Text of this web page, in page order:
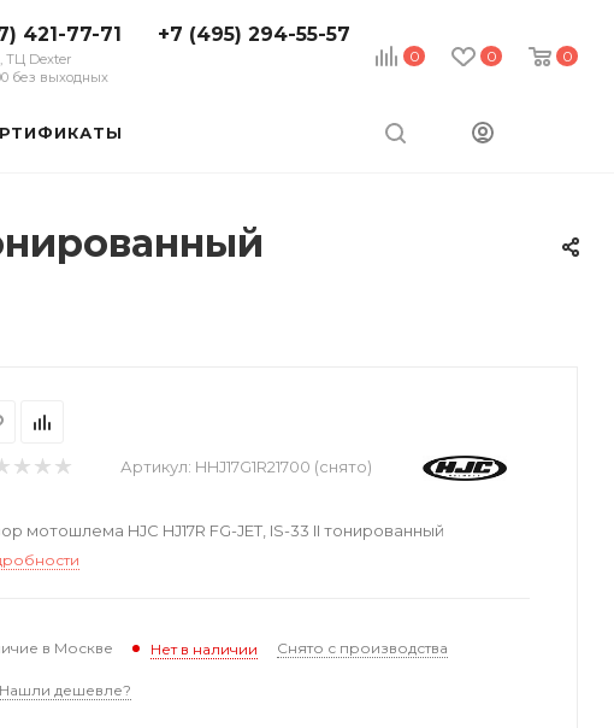
0 0 0
421-77-71
ТЦ Dexter
без выходных
+7 (495) 294-55-57
Артикул: HHJ17G1R21700 (снято)
мотошлема HJC HJ17R FG-JET, IS-33 II тонированный
в Москве Нет в наличии Снято с производства
Нашли дешевле?